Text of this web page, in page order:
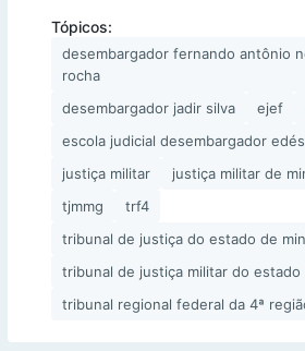
Tópicos:
desembargador fernando antônio
rocha
desembargador jadir silva
ejef
escola judicial desembargador
justiça militar
justiça militar de
tjmmg
trf4
tribunal de justiça do estado de
tribunal de justiça militar do estado
tribunal regional federal da 4ª